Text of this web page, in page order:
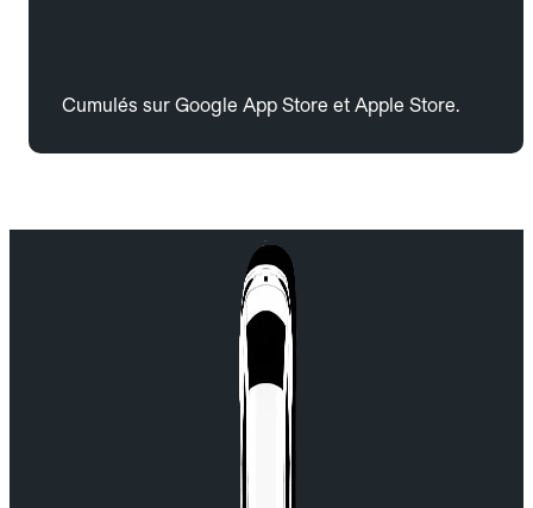
Cumulés sur Google App Store et Apple Store.